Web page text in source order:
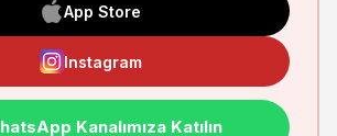
App Store
Instagram
Kanalımıza Katılın